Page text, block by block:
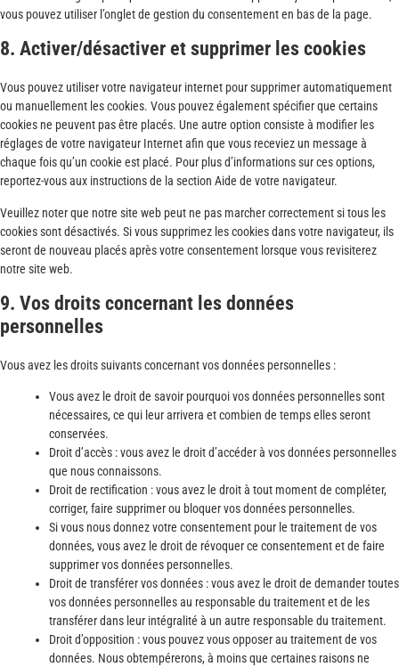
vous pouvez utiliser l’onglet de gestion du consentement en bas de la page.
8. Activer/désactiver et supprimer les cookies
Vous pouvez utiliser votre navigateur internet pour supprimer automatiquement
ou manuellement les cookies. Vous pouvez également spécifier que certains
cookies ne peuvent pas être placés. Une autre option consiste à modifier les
réglages de votre navigateur Internet afin que vous receviez un message à
chaque fois qu’un cookie est placé. Pour plus d’informations sur ces options,
reportez-vous aux instructions de la section Aide de votre navigateur.
Veuillez noter que notre site web peut ne pas marcher correctement si tous les
cookies sont désactivés. Si vous supprimez les cookies dans votre navigateur, ils
seront de nouveau placés après votre consentement lorsque vous revisiterez
notre site web.
9. Vos droits concernant les données
personnelles
Vous avez les droits suivants concernant vos données personnelles :
Vous avez le droit de savoir pourquoi vos données personnelles sont
nécessaires, ce qui leur arrivera et combien de temps elles seront
conservées.
Droit d’accès : vous avez le droit d’accéder à vos données personnelles
que nous connaissons.
Droit de rectification : vous avez le droit à tout moment de compléter,
corriger, faire supprimer ou bloquer vos données personnelles.
Si vous nous donnez votre consentement pour le traitement de vos
données, vous avez le droit de révoquer ce consentement et de faire
supprimer vos données personnelles.
Droit de transférer vos données : vous avez le droit de demander toutes
vos données personnelles au responsable du traitement et de les
transférer dans leur intégralité à un autre responsable du traitement.
Droit d’opposition : vous pouvez vous opposer au traitement de vos
données. Nous obtempérerons, à moins que certaines raisons ne